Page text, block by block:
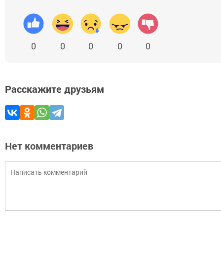
0 0 0 0 0
Расскажите друзьям
Нет комментариев